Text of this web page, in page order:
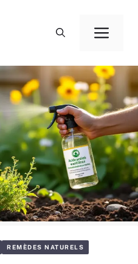
REMÈDES NATURELS